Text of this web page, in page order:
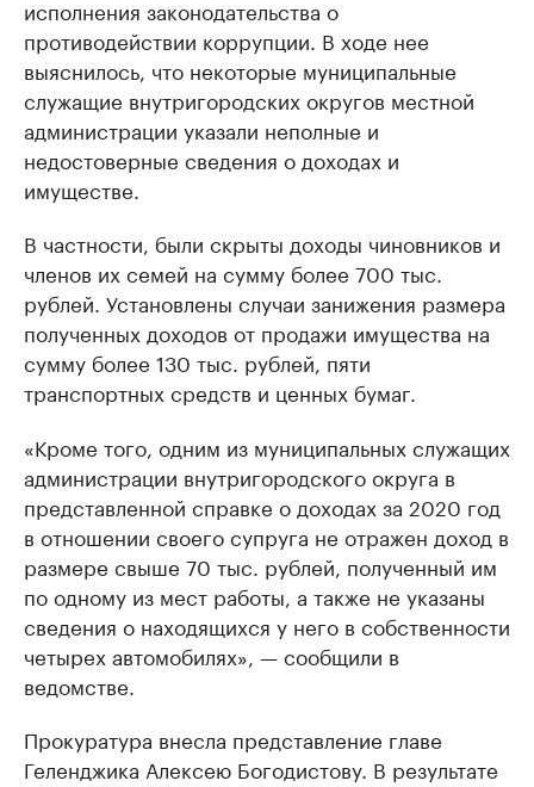
исполнения законодательства о
противодействии коррупции. В ходе нее
выяснилось, что некоторые муниципальные
служащие внутригородских округов местной
администрации указали неполные и
недостоверные сведения о доходах и
имуществе.
В частности, были скрыты доходы чиновников и
членов их семей на сумму более 700 тыс.
рублей. Установлены случаи занижения размера
полученных доходов от продажи имущества на
сумму более 130 тыс. рублей, пяти
транспортных средств и ценных бумаг.
«Кроме того, одним из муниципальных служащих
администрации внутригородского округа в
представленной справке о доходах за 2020 год
в отношении своего супруга не отражен доход в
размере свыше 70 тыс. рублей, полученный им
по одному из мест работы, а также не указаны
сведения о находящихся у него в собственности
четырех автомобилях», — сообщили в
ведомстве.
Прокуратура внесла представление главе
Геленджика Алексею Богодистову. В результате